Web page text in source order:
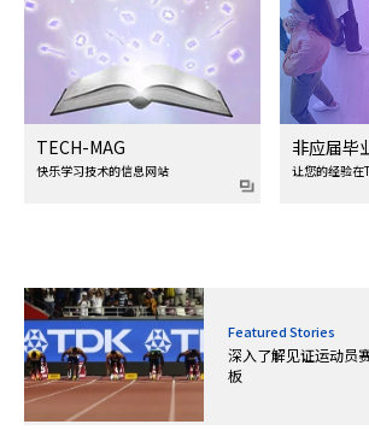
TECH-MAG
快乐学习技术的信息网站
非应届毕
让您的经验在
Featured Stories
深入了解见证运动员
板